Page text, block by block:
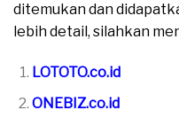
ditemukan dan
lebih detail, silahkan
LOTOTO.co.id
ONEBIZ.co.id